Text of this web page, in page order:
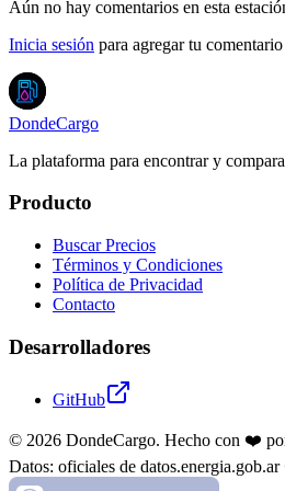
Aún no hay comentarios en esta
Inicia sesión para agregar tu
DondeCargo
La plataforma para encontrar y
Producto
Buscar Precios
Términos y Condiciones
Política de Privacidad
Contacto
Desarrolladores
GitHub
© 2026 DondeCargo. Hecho con ❤️
Datos: oficiales de